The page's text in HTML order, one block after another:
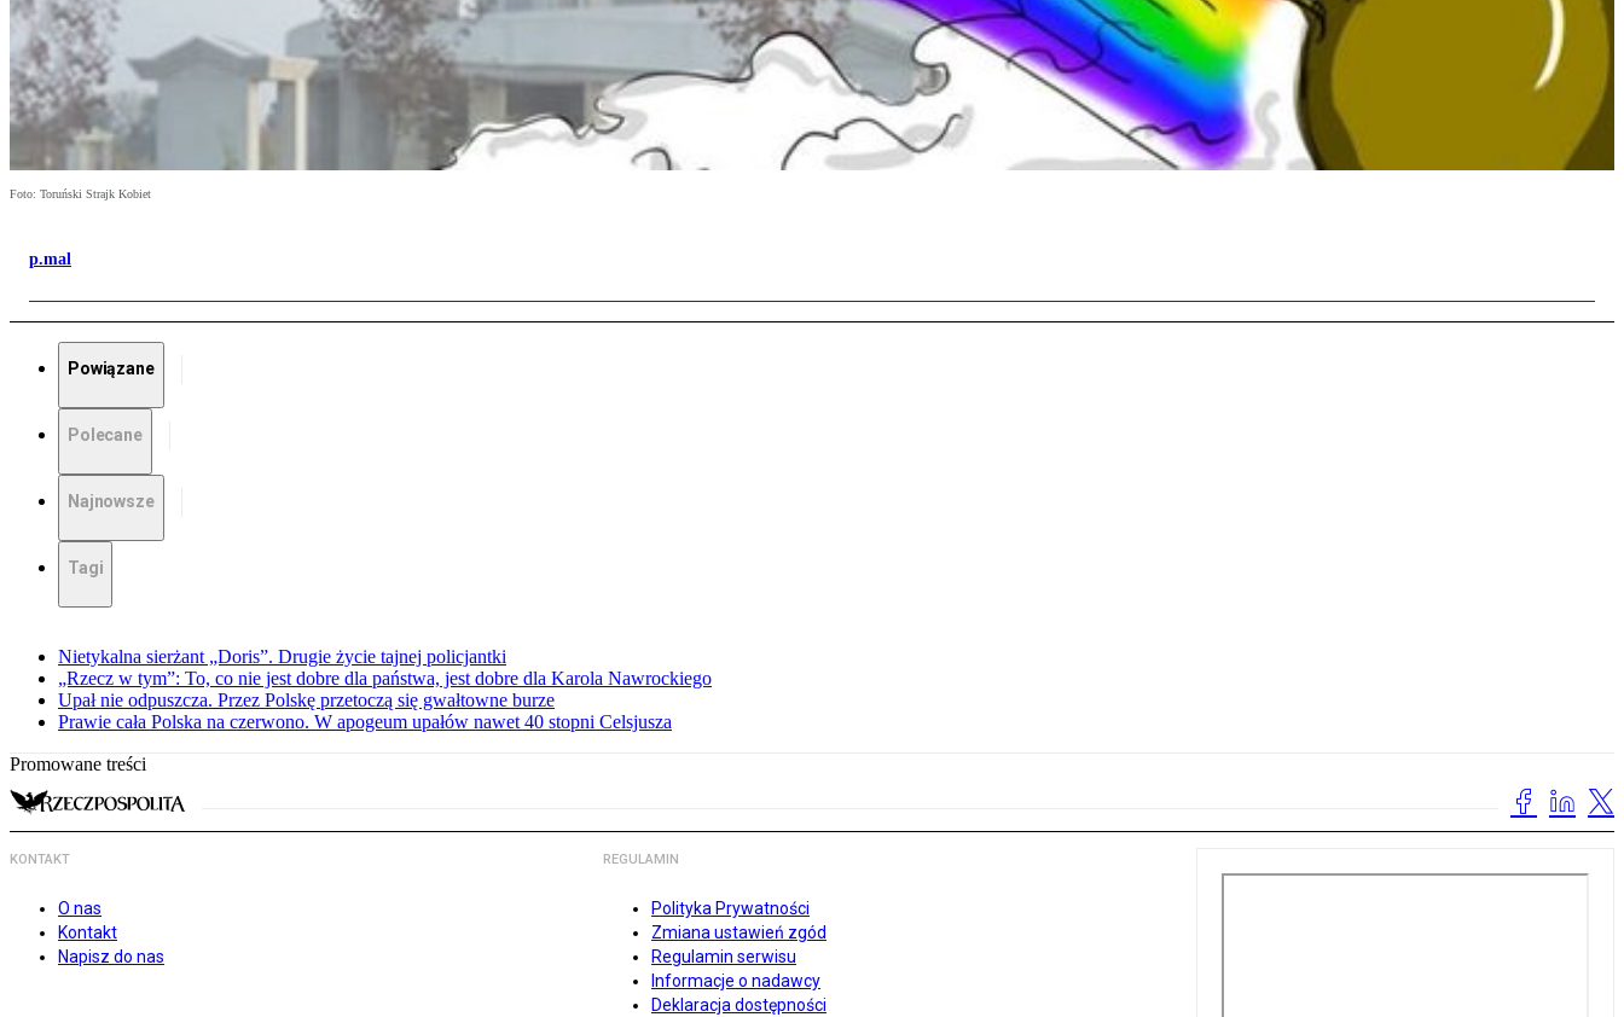
Foto: Toruński Strajk Kobiet
p.mal
Powiązane
Polecane
Najnowsze
Tagi
Nietykalna sierżant „Doris”. Drugie życie tajnej policjantki
„Rzecz w tym”: To, co nie jest dobre dla państwa, jest dobre dla Karola Nawrockiego
Upał nie odpuszcza. Przez Polskę przetoczą się gwałtowne burze
Prawie cała Polska na czerwono. W apogeum upałów nawet 40 stopni Celsjusza
Promowane treści
KONTAKT
O nas
Kontakt
Napisz do nas
REGULAMIN
Polityka Prywatności
Zmiana ustawień zgód
Regulamin serwisu
Informacje o nadawcy
Deklaracja dostępności